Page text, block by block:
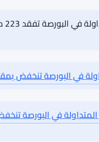
وسيلة للخروج
واحد لا يمحو عامًا
البيع في الضعف ليس